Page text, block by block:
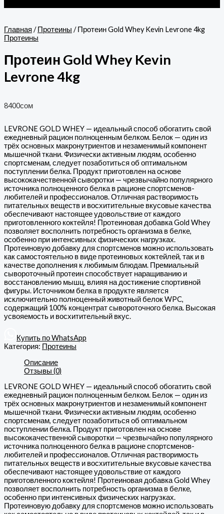
Главная /Протеины / Протеин Gold Whey Kevin Levrone 4kg
Протеины
Протеин Gold Whey Kevin
Levrone 4kg
8400сом
LEVRONE GOLD WHEY — идеальный способ обогатить свой
ежедневный рацион полноценным белком. Белок — один из
трёх основных макронутриентов и незаменимый компонент
мышечной ткани. Физически активным людям, особенно
спортсменам, следует позаботиться об оптимальном
поступлении белка. Продукт приготовлен на основе
высококачественной сыворотки — чрезвычайно популярного
источника полноценного белка в рационе спортсменов-
любителей и профессионалов. Отличная растворимость
питательных веществ и восхитительные вкусовые качества
обеспечивают настоящее удовольствие от каждого
приготовленного коктейля! Протеиновая добавка Gold Whey
позволяет восполнить потребность организма в белке,
особенно при интенсивных физических нагрузках.
Протеиновую добавку для спортсменов можно использовать
как самостоятельно в виде протеиновых коктейлей, так и в
качестве дополнения к любимым блюдам. Премиальный
сывороточный протеин способствует наращиванию и
восстановлению мышц, влияя на достижение спортивной
фигуры. Источником белка в продукте является
исключительно полноценный животный белок WPC,
содержащий 100% концентрат сывороточного белка. Высокая
усвояемость и восхитительный вкус.
Купить по WhatsApp
Категория: Протеины
Описание
Отзывы (0)
LEVRONE GOLD WHEY — идеальный способ обогатить свой
ежедневный рацион полноценным белком. Белок — один из
трёх основных макронутриентов и незаменимый компонент
мышечной ткани. Физически активным людям, особенно
спортсменам, следует позаботиться об оптимальном
поступлении белка. Продукт приготовлен на основе
высококачественной сыворотки — чрезвычайно популярного
источника полноценного белка в рационе спортсменов-
любителей и профессионалов. Отличная растворимость
питательных веществ и восхитительные вкусовые качества
обеспечивают настоящее удовольствие от каждого
приготовленного коктейля! Протеиновая добавка Gold Whey
позволяет восполнить потребность организма в белке,
особенно при интенсивных физических нагрузках.
Протеиновую добавку для спортсменов можно использовать